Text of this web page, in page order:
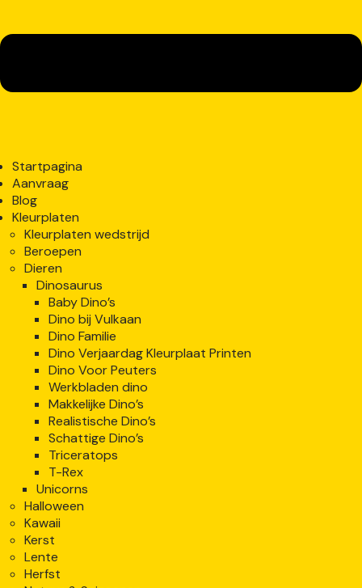
Startpagina
Aanvraag
Blog
Kleurplaten
Kleurplaten wedstrijd
Beroepen
Dieren
Dinosaurus
Baby Dino’s
Dino bij Vulkaan
Dino Familie
Dino Verjaardag Kleurplaat Printen
Dino Voor Peuters
Werkbladen dino
Makkelijke Dino’s
Realistische Dino’s
Schattige Dino’s
Triceratops
T-Rex
Unicorns
Halloween
Kawaii
Kerst
Lente
Herfst